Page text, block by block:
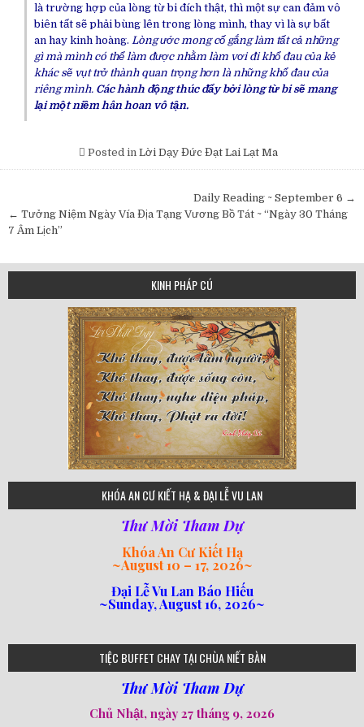
là trường hợp của lòng từbi đích thật, thì một sự can đảm vô
biêntất sẽ phải bùng lên trong lòng mình, thay vì là sựbất
anhay kinh hoàng. Lòngước mong cố gắnglàm tất cả những
gì mà mình có thể làm được nhằm làm vơi đi khổ đau của kẻ
khác sẽ vụttrở thànhquan trọng hơn là những khổ đau của
riêngmình. Các hành độngthúc đẩybởilòng từbi sẽ mang
lại một niềm hân hoan vô tận.
Posted in Lời Dạy Đức Đạt Lai Lạt Ma
navigation
Daily Reading ~ September 6 →
← Tưởng Niệm Ngày Vía Địa Tạng Vương Bồ Tát ~ “Ngày 30 Tháng
7 Âm Lịch”
KINH PHÁP CÚ
75
80
78
77
82
92
93
94
95
98
641
182
101
loipha2
loipha4
loipha1
loipha5
loipha7
loipha8
loipha10
loipha9
loi-phat-day
loipha15
loipha13
KHÓA AN CƯ KIẾT HẠ & ĐẠI LỄ VU LAN
Thư Mời Tham Dự
Khóa An Cư Kiết Hạ
~August 10 – 17, 2026~
Đại Lễ Vu Lan Báo Hiếu
~Sunday, August 16, 2026~
TIỆC BUFFET CHAY TẠI CHÙA NIẾT BÀN
Thư Mời Tham Dự
Chủ Nhật, ngày 27 tháng 9, 2026